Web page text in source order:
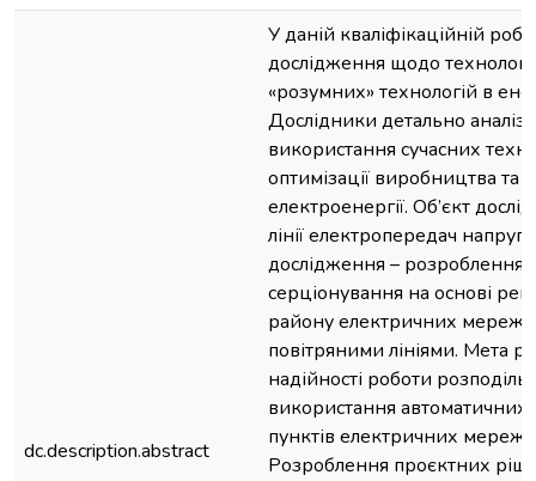
dc.description.abstract
У даній кваліфікаційній
дослідження щодо
«розумних» технологій в
Дослідники детально
використання сучасних
оптимізації виробництва та
електроенергії. Об’єкт
лінії електропередач
дослідження – розроблення
серціонування на основі
району електричних мереж
повітряними лініями. Мета
надійності роботи
використання автоматичних
пунктів електричних
Розроблення проєктних